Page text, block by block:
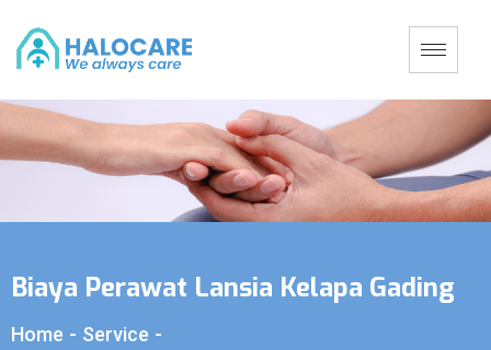
Biaya Perawat Lansia Kelapa Gading
Home - Service -